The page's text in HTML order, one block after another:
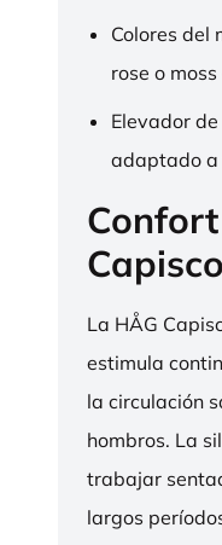
Colores del
rose o
Elevador
adaptado
La HÅG
estimula
la circulación
hombros. La
trabajar
largos